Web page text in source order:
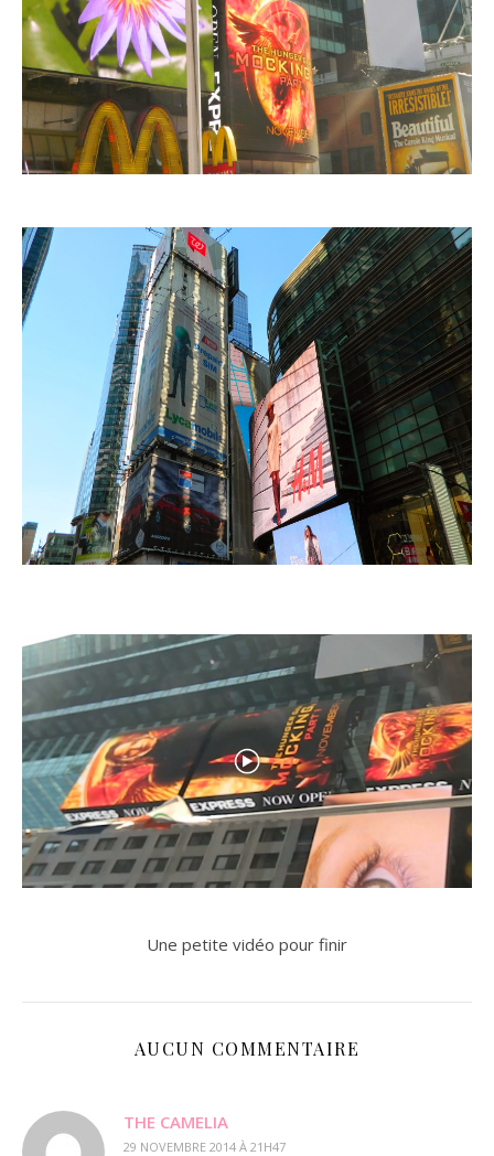
Une petite vidéo pour finir
AUCUN COMMENTAIRE
THE CAMELIA
29 NOVEMBRE 2014 À 21H47